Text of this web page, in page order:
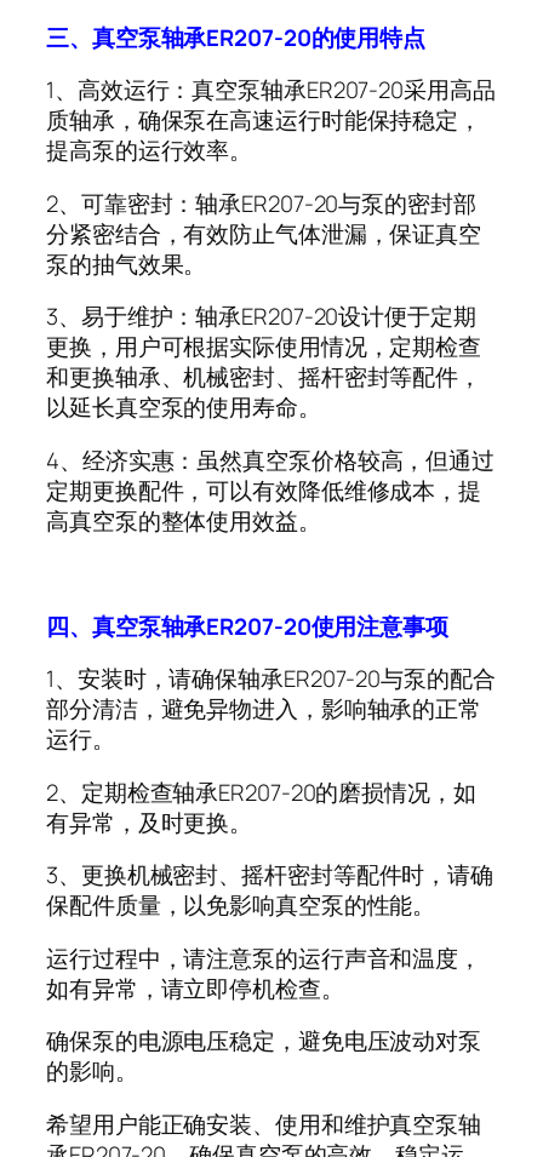
三、真空泵轴承ER207-20的使用特点
1、高效运行：真空泵轴承ER207-20采用高品
质轴承，确保泵在高速运行时能保持稳定，
提高泵的运行效率。
2、可靠密封：轴承ER207-20与泵的密封部
分紧密结合，有效防止气体泄漏，保证真空
泵的抽气效果。
3、易于维护：轴承ER207-20设计便于定期
更换，用户可根据实际使用情况，定期检查
和更换轴承、机械密封、摇杆密封等配件，
以延长真空泵的使用寿命。
4、经济实惠：虽然真空泵价格较高，但通过
定期更换配件，可以有效降低维修成本，提
高真空泵的整体使用效益。
四、 真空泵轴承ER207-20使用注意事项
1、安装时，请确保轴承ER207-20与泵的配合
部分清洁，避免异物进入，影响轴承的正常
运行。
2、定期检查轴承ER207-20的磨损情况，如
有异常，及时更换。
3、更换机械密封、摇杆密封等配件时，请确
保配件质量，以免影响真空泵的性能。
运行过程中，请注意泵的运行声音和温度，
如有异常，请立即停机检查。
确保泵的电源电压稳定，避免电压波动对泵
的影响。
希望用户能正确安装、使用和维护真空泵轴